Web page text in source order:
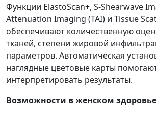
Функции ElastoScan+, S-Shearwave
Attenuation Imaging (TAI) и Tissue
обеспечивают количественную
тканей, степени жировой
параметров. Автоматическая
наглядные цветовые карты
интерпретировать результаты.
Возможности в женском здоровье